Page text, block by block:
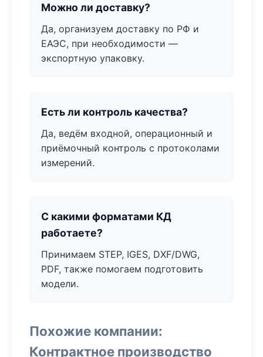
Можно ли доставку?
Да, организуем доставку по РФ и
ЕАЭС, при необходимости —
экспортную упаковку.
Есть ли контроль качества?
Да, ведём входной, операционный и
приёмочный контроль с протоколами
измерений.
С какими форматами КД
работаете?
Принимаем STEP, IGES, DXF/DWG,
PDF, также помогаем подготовить
модели.
Похожие компании:
Контрактное производство